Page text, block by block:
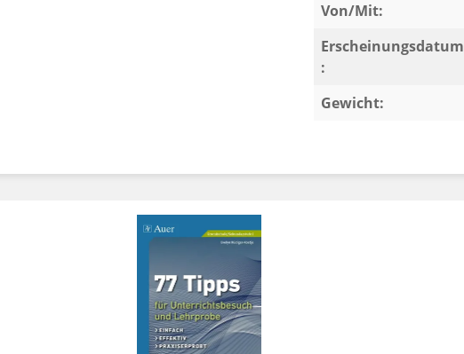
Von/Mit:
Erscheinungsdatum
:
Gewicht: